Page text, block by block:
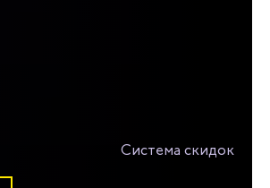
Система скидок